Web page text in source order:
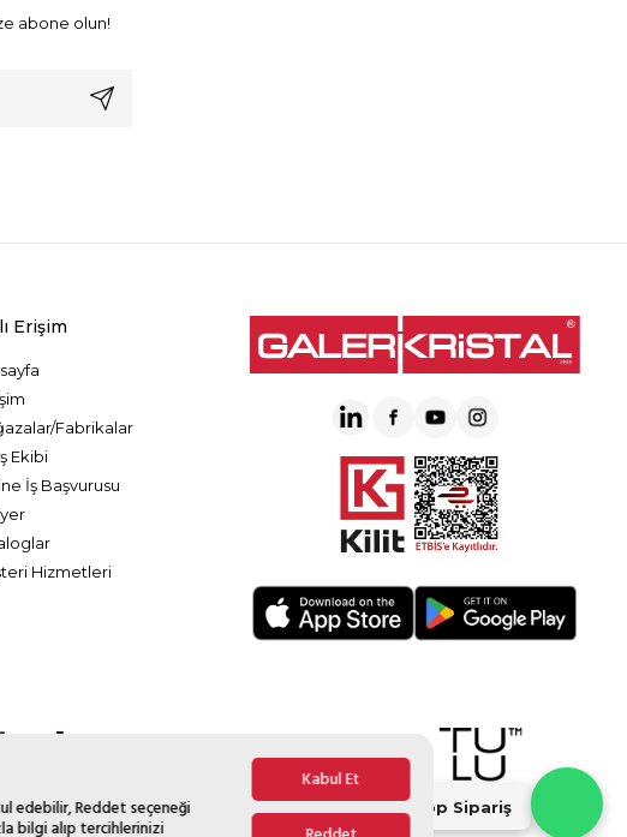
edebilir, Reddet seçeneği
bilgi alıp tercihlerinizi
Kabul Et
abone olun!
Erişim
Fabrikalar
Ekibi
İş Başvurusu
Hizmetleri
Whatsapp Sipariş